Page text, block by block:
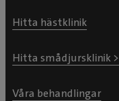
Hitta hästklinik
Hitta smådjursklinik >
Våra behandlingar